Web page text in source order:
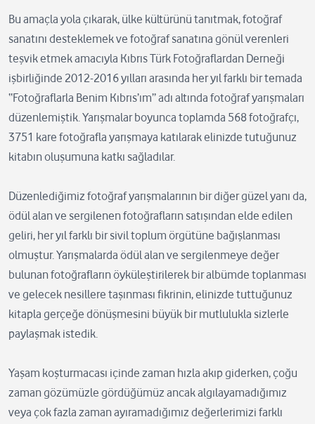
Bu amaçla yola çıkarak, ülke kültürünü tanıtmak, fotoğraf
sanatını desteklemek ve fotoğraf sanatına gönül verenleri
teşvik etmek amacıyla Kıbrıs Türk Fotoğraflardan Derneği
işbirliğinde 2012-2016 yılları arasında her yıl farklı bir temada
“Fotoğraflarla Benim Kıbrıs’ım” adı altında fotoğraf yarışmaları
düzenlemiştik. Yarışmalar boyunca toplamda 568 fotoğrafçı,
3751 kare fotoğrafla yarışmaya katılarak elinizde tutuğunuz
kitabın oluşumuna katkı sağladılar.
Düzenlediğimiz fotoğraf yarışmalarının bir diğer güzel yanı da,
ödül alan ve sergilenen fotoğrafların satışından elde edilen
geliri, her yıl farklı bir sivil toplum örgütüne bağışlanması
olmuştur. Yarışmalarda ödül alan ve sergilenmeye değer
bulunan fotoğrafların öyküleştirilerek bir albümde toplanması
ve gelecek nesillere taşınması fikrinin, elinizde tuttuğunuz
kitapla gerçeğe dönüşmesini büyük bir mutlulukla sizlerle
paylaşmak istedik.
Yaşam koşturmacası içinde zaman hızla akıp giderken, çoğu
zaman gözümüzle gördüğümüz ancak algılayamadığımız
veya çok fazla zaman ayıramadığımız değerlerimizi farklı